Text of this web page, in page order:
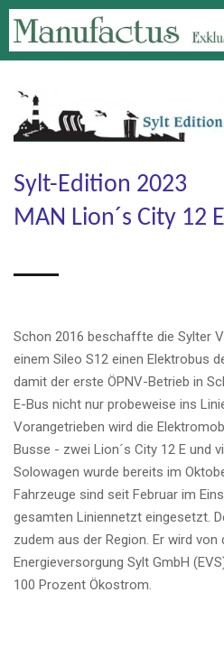
Zum
Hauptinhalt
springen
Sylt-Edition 2023
MAN Lion´s City 12 E
Schon 2016 beschaffte die Sylter
einem Sileo S12 einen Elektrobus
damit der erste ÖPNV-Betrieb in
E-Bus nicht nur probeweise ins
Vorangetrieben wird die
Busse - zwei Lion´s City 12 E und
Solowagen wurde bereits im
Fahrzeuge sind seit Februar im
gesamten Liniennetzt eingesetzt.
zudem aus der Region. Er wird von
Energieversorgung Sylt GmbH
100 Prozent Ökostrom.